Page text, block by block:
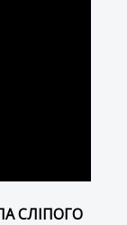
СЛІПОГО